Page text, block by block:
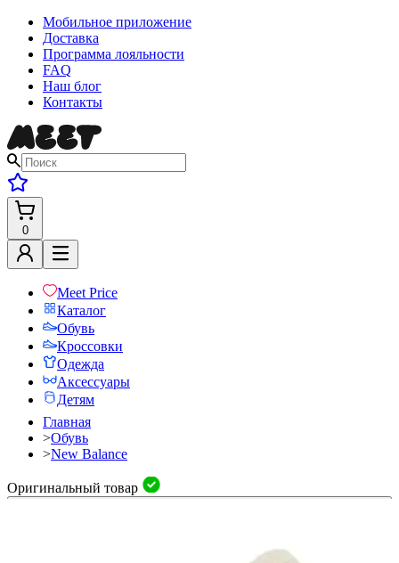
Мобильное приложение
Доставка
Программа лояльности
FAQ
Наш блог
Контакты
0
Meet Price
Каталог
Обувь
Кроссовки
Одежда
Аксессуары
Детям
Главная
>Обувь
>New Balance
Оригинальный товар